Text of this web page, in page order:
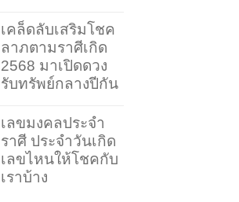
เคล็ดลับเสริมโชค
ลาภตามราศีเกิด
2568 มาเปิดดวง
รับทรัพย์กลางปีกัน
เลขมงคลประจำ
ราศี ประจำวันเกิด
เลขไหนให้โชคกับ
เราบ้าง